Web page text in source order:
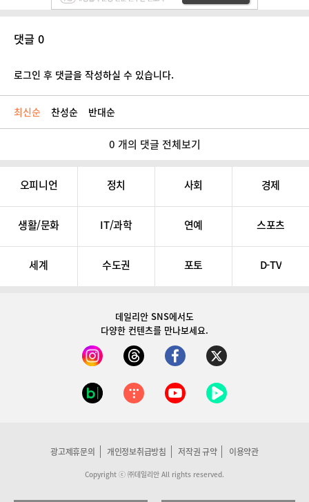
댓글 0
로그인 후 댓글을 작성하실 수 있습니다.
최신순 찬성순 반대순
0 개의 댓글 전체보기
오피니언 정치 사회 경제
생활/문화 IT/과학 연예 스포츠
세계 수도권 포토 D-TV
데일리안 SNS에서도
다양한 컨텐츠를 만나보세요.
광고제휴문의 개인정보취급방침 저작권 규약 이용약관
Copyright ⓒ ㈜데일리안 All rights reserved.